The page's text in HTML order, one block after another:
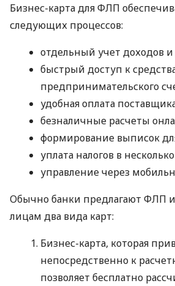
Бизнес-карта для ФЛП
следующих процессов:
отдельный учет доходов и
быстрый доступ к
предпринимательского
удобная оплата
безналичные расчеты
формирование выписок
уплата налогов в
управление через
Обычно банки предлагают ФЛП
лицам два вида карт:
Бизнес-карта, которая
непосредственно к
позволяет бесплатно